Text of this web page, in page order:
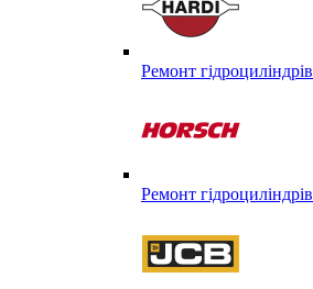
Ремонт
Ремонт